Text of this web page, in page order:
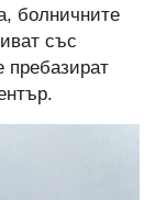
болничните
със
пребазират